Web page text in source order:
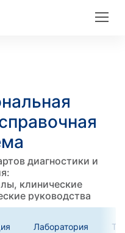
диагностики и
клинические
руководства
Лаборатория